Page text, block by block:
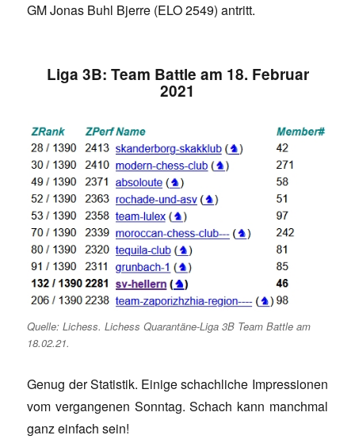
GM Jonas Buhl Bjerre (ELO 2549) antritt.
Liga 3B: Team Battle am 18. Februar
2021
Quelle: Lichess. Lichess Quarantäne-Liga 3B Team Battle am
18.02.21.
Genug der Statistik. Einige schachliche Impressionen
vom vergangenen Sonntag. Schach kann manchmal
ganz einfach sein!